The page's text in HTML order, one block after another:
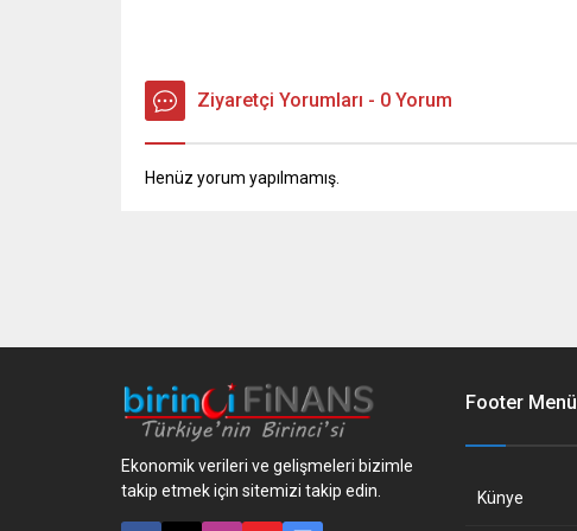
Ziyaretçi Yorumları - 0 Yorum
Henüz yorum yapılmamış.
Ekonomik verileri ve gelişmeleri bizimle
takip etmek için sitemizi takip edin.
Footer Menü
Künye